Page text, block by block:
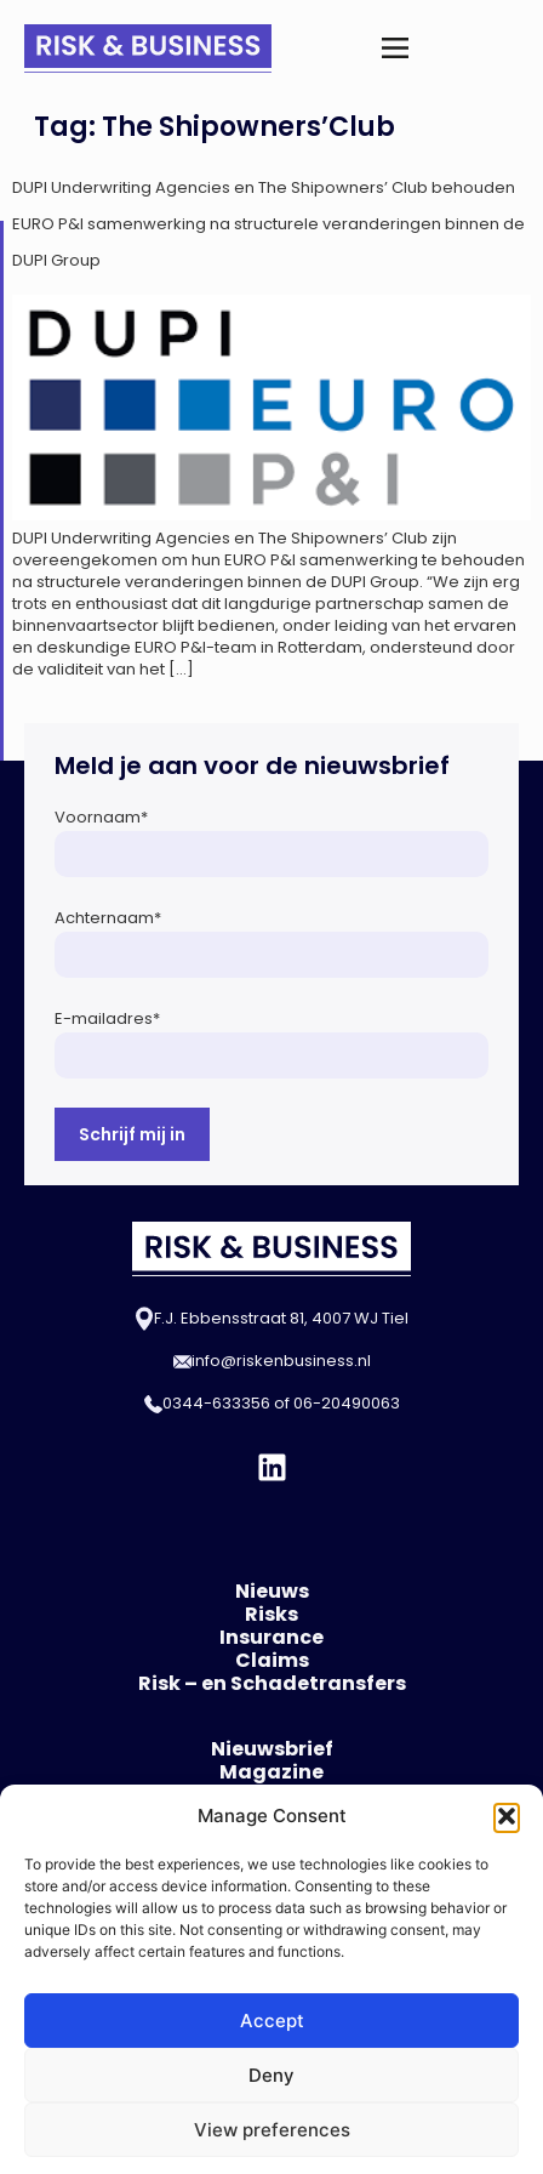
Manage Consent
To provide the best experiences, we use technologies like cookies to
store and/or access device information. Consenting to these
technologies will allow us to process data such as browsing behavior or
unique IDs on this site. Not consenting or withdrawing consent, may
adversely affect certain features and functions.
Accept
Deny
View preferences
Tag: The Shipowners’Club
DUPI Underwriting Agencies en The Shipowners’ Club behouden
EURO P&I samenwerking na structurele veranderingen binnen de
DUPI Group
DUPI Underwriting Agencies en The Shipowners’ Club zijn
overeengekomen om hun EURO P&I samenwerking te behouden
na structurele veranderingen binnen de DUPI Group. “We zijn erg
trots en enthousiast dat dit langdurige partnerschap samen de
binnenvaartsector blijft bedienen, onder leiding van het ervaren
en deskundige EURO P&I-team in Rotterdam, ondersteund door
de validiteit van het […]
Meld je aan voor de nieuwsbrief
Voornaam*
Achternaam*
E-mailadres*
F.J. Ebbensstraat 81, 4007 WJ Tiel
info@riskenbusiness.nl
0344-633356 of06-20490063
Nieuws
Risks
Insurance
Claims
Risk – en Schadetransfers
Nieuwsbrief
Magazine
Over
Algemene voorwaarden
Cookie beleid
Ik wil adverteren
© 2026 Risk & Business
| Design & Development door